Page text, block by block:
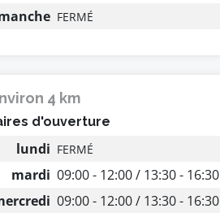
FERMÉ
4 km
d'ouverture
lundi FERMÉ
mardi 09:00 - 12:00 / 13:30 - 16:30
09:00 - 12:00 / 13:30 - 16:30